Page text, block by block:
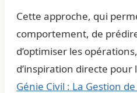
Cette approche, qui
comportement, de
d’optimiser les
d’inspiration directe pour
Génie Civil : La Gestion